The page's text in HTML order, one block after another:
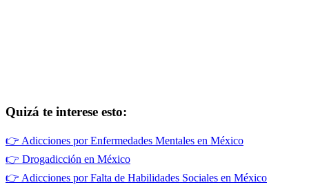
Quizá te interese esto:
👉 Adicciones por Enfermedades Mentales en México
👉 Drogadicción en México
👉 Adicciones por Falta de Habilidades Sociales en México